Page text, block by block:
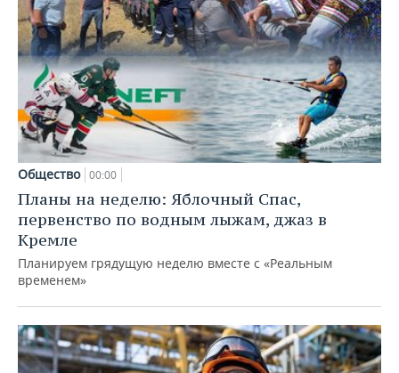
Общество 00:00
Планы на неделю: Яблочный Спас,
первенство по водным лыжам, джаз в
Кремле
Планируем грядущую неделю вместе с «Реальным
временем»